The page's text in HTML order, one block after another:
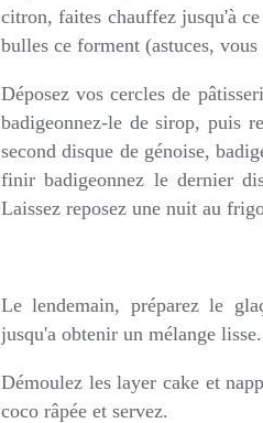
citron, faites chauffez jusqu'à
bulles ce forment (astuces,
Déposez vos cercles de
badigeonnez-le de sirop, puis
second disque de génoise,
finir badigeonnez le dernier
Laissez reposez une nuit au
Le lendemain, préparez le
jusqu'a obtenir un mélange lisse.
Démoulez les layer cake et
coco râpée et servez.